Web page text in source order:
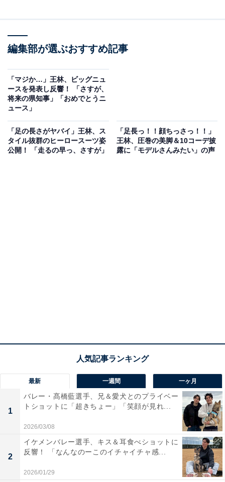
編集部が選ぶおすすめ記事
「マジか…」王林、ビッグニュ
ースを発表し反響！ 「さすが、
将来の県知事」「おめでとうニ
ュース」
「足の長さがヤバイ」王林、ス
タイル抜群のヒーロースーツ姿
公開！ 「走るの早っ、さすが」
「足長っ！！顔ちっさっ！！」
王林、圧巻の美脚＆10コーデ披
露に「モデルさんみたい」の声
最新 一週間 一ヶ月
1
バレー・髙橋藍選手、兄＆愛犬とのプライベー
トショットに「超きちょー」「笑顔が見れ...
2026/03/08
2
イケメンバレー選手、キス＆耳食べショットに
反響！ 「なんなのーこのイチャイチャ感...
2026/01/29